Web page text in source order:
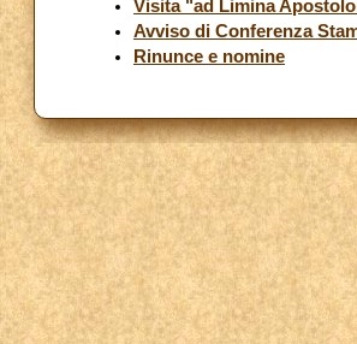
Visita "ad Limina
Avviso di Conferenza
Rinunce e nomine